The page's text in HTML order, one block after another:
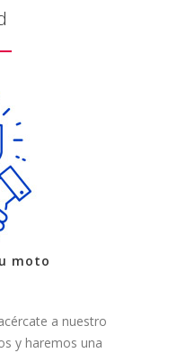
moto
a nuestro
y haremos una